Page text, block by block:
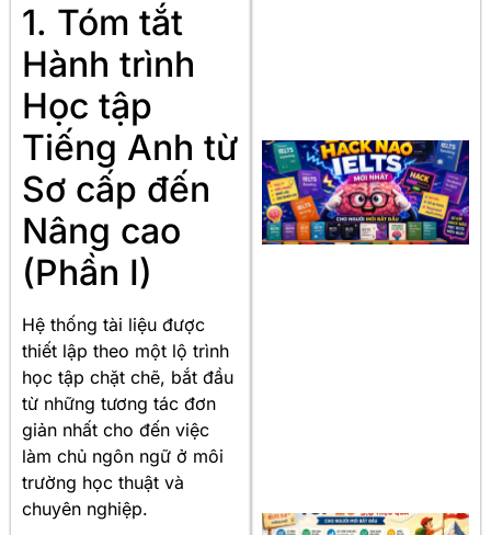
1. Tóm tắt
Hành trình
Học tập
Tiếng Anh từ
Sơ cấp đến
Nâng cao
(Phần I)
Hệ thống tài liệu được
thiết lập theo một lộ trình
học tập chặt chẽ, bắt đầu
từ những tương tác đơn
giản nhất cho đến việc
làm chủ ngôn ngữ ở môi
trường học thuật và
chuyên nghiệp.